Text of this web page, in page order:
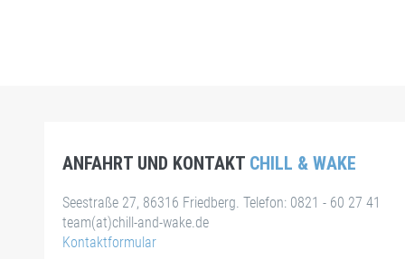
ANFAHRT UND KONTAKT CHILL & WAKE
Seestraße 27, 86316 Friedberg. Telefon: 0821 - 60 27 41
team(at)chill-and-wake.de
Kontaktformular